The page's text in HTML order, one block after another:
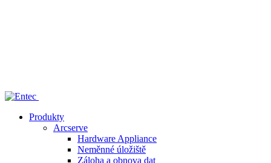
Produkty
Arcserve
Hardware Appliance
Neměnné úložiště
Záloha a obnova dat